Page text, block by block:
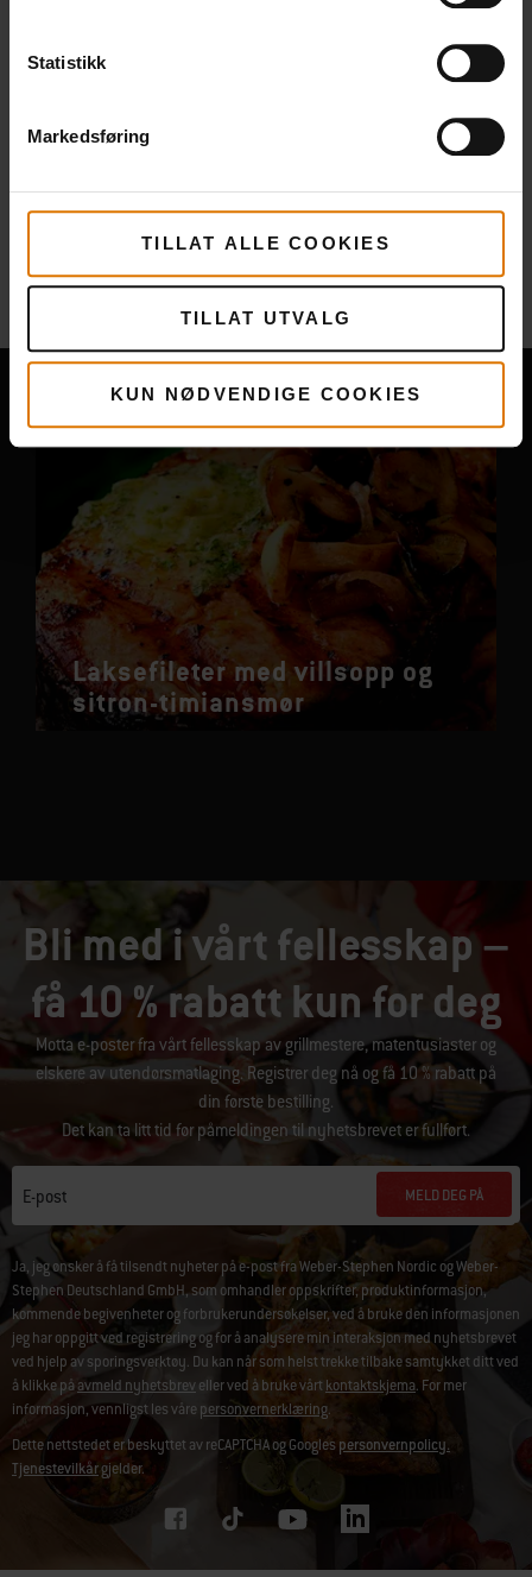
Statistikk
Markedsføring
TILLAT ALLE COOKIES
TILLAT UTVALG
KUN NØDVENDIGE COOKIES
Meroppskrifter
Du vil kanskje også like
Laksefileter med villsopp og
sitron-timiansmør
Bli med i vårt fellesskap –
få 10 % rabatt kun for deg
Motta e-poster fra vårt fellesskap av grillmestere, matentusiaster og
elskere av utendørsmatlaging. Registrer deg nå og få 10 % rabatt på
din første bestilling.
Det kan ta litt tid før påmeldingen til nyhetsbrevet er fullført.
E-post MELD DEG PÅ
Ja, jeg ønsker å få tilsendt nyheter på e-post fra Weber-Stephen Nordic og Weber-
Stephen Deutschland GmbH, som omhandler oppskrifter, produktinformasjon,
kommende begivenheter og forbrukerundersøkelser, ved å bruke den informasjonen
jeg har oppgitt ved registrering og for å analysere min interaksjon med nyhetsbrevet
ved hjelp av sporingsverktøy. Du kan når som helst trekke tilbake samtykket ditt ved
å klikke påavmeld nyhetsbreveller ved å bruke vårtkontaktskjema. For mer
informasjon, vennligst les vårepersonvernerklæring.
Dette nettstedet er beskyttet av reCAPTCHA og Googlespersonvernpolicy.
Tjenestevilkårgjelder.